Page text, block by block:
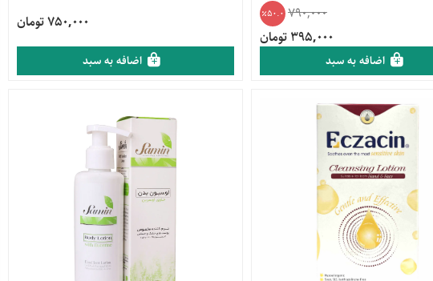
790,000
50.0
395,000 تومان
اضافه به سبد
750,000 تومان
اضافه به سبد